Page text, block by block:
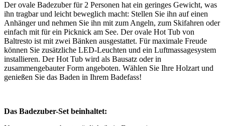
Der ovale Badezuber für 2 Personen hat ein geringes Gewicht, was
ihn tragbar und leicht beweglich macht: Stellen Sie ihn auf einen
Anhänger und nehmen Sie ihn mit zum Angeln, zum Skifahren oder
einfach mit für ein Picknick am See. Der ovale Hot Tub von
Baltresto ist mit zwei Bänken ausgestattet. Für maximale Freude
können Sie zusätzliche LED-Leuchten und ein Luftmassagesystem
installieren. Der Hot Tub wird als Bausatz oder in
zusammengebauter Form angeboten. Wählen Sie Ihre Holzart und
genießen Sie das Baden in Ihrem Badefass!
Das Badezuber-Set beinhaltet: